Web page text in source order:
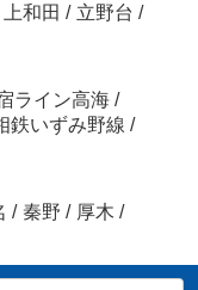
上和田 / 立野台 /
ライン高海 /
鉄いずみ野線 /
/ 秦野 / 厚木 /